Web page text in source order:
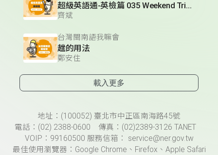
超級英語通-英檢篇 035 Weekend Trip- 週末旅遊
齊斌
台灣閩南語我嘛會
趖的用法
鄭安住
載入更多
頁尾資訊地址：(100052) 臺北市中正區南海路45號
電話：(02) 2388-0600 傳真：(02)2389-3126 TANET
VOIP：99160500 服務信箱： service@ner.gov.tw
最佳使用瀏覽器：Google Chrome、Firefox、Apple Safari